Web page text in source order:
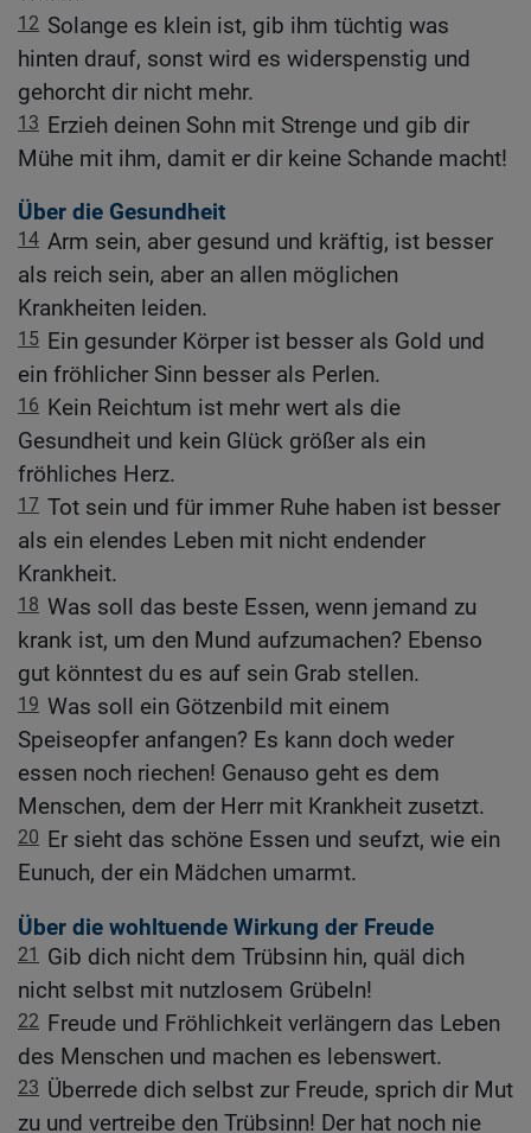
12 Solange es klein ist, gib ihm tüchtig was
hinten drauf, sonst wird es widerspenstig und
gehorcht dir nicht mehr.
13 Erzieh deinen Sohn mit Strenge und gib dir
Mühe mit ihm, damit er dir keine Schande macht!
Über die Gesundheit
14 Arm sein, aber gesund und kräftig, ist besser
als reich sein, aber an allen möglichen
Krankheiten leiden.
15 Ein gesunder Körper ist besser als Gold und
ein fröhlicher Sinn besser als Perlen.
16 Kein Reichtum ist mehr wert als die
Gesundheit und kein Glück größer als ein
fröhliches Herz.
17 Tot sein und für immer Ruhe haben ist besser
als ein elendes Leben mit nicht endender
Krankheit.
18 Was soll das beste Essen, wenn jemand zu
krank ist, um den Mund aufzumachen? Ebenso
gut könntest du es auf sein Grab stellen.
19 Was soll ein Götzenbild mit einem
Speiseopfer anfangen? Es kann doch weder
essen noch riechen! Genauso geht es dem
Menschen, dem der Herr mit Krankheit zusetzt.
20 Er sieht das schöne Essen und seufzt, wie ein
Eunuch, der ein Mädchen umarmt.
Über die wohltuende Wirkung der Freude
21 Gib dich nicht dem Trübsinn hin, quäl dich
nicht selbst mit nutzlosem Grübeln!
22 Freude und Fröhlichkeit verlängern das Leben
des Menschen und machen es lebenswert.
23 Überrede dich selbst zur Freude, sprich dir Mut
zu und vertreibe den Trübsinn! Der hat noch nie